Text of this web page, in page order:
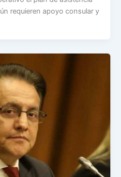
requieren apoyo consular y